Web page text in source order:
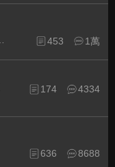
453 1萬
174 4334
636 8688